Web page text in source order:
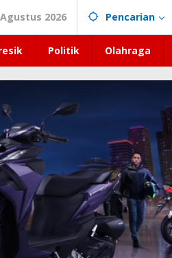
2026 Pencarian
Politik Olahraga